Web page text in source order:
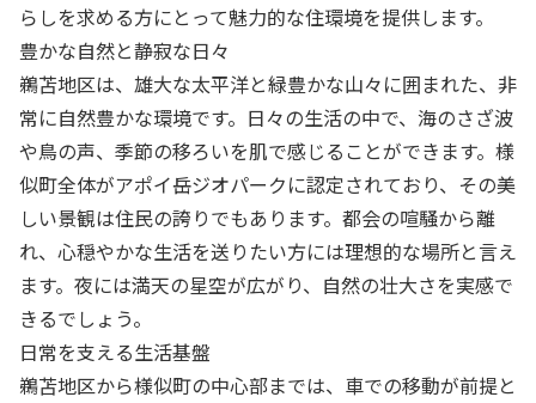
らしを求める方にとって魅力的な住環境を提供します。
豊かな自然と静寂な日々
鵜苫地区は、雄大な太平洋と緑豊かな山々に囲まれた、非
常に自然豊かな環境です。日々の生活の中で、海のさざ波
や鳥の声、季節の移ろいを肌で感じることができます。様
似町全体がアポイ岳ジオパークに認定されており、その美
しい景観は住民の誇りでもあります。都会の喧騒から離
れ、心穏やかな生活を送りたい方には理想的な場所と言え
ます。夜には満天の星空が広がり、自然の壮大さを実感で
きるでしょう。
日常を支える生活基盤
鵜苫地区から様似町の中心部までは、車での移動が前提と